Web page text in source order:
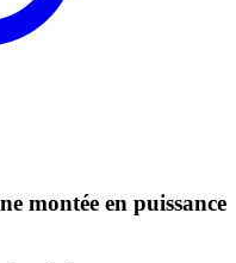
montée en puissance